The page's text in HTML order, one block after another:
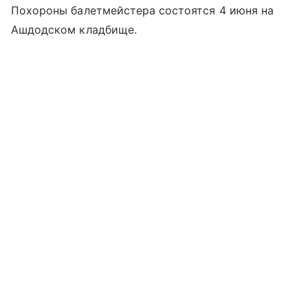
Похороны балетмейстера состоятся 4 июня на
Ашдодском кладбище.